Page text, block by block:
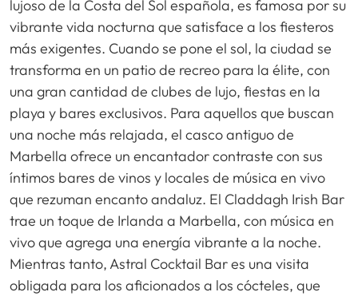
lujoso de la Costa del Sol española, es famosa por su
vibrante vida nocturna que satisface a los fiesteros
más exigentes. Cuando se pone el sol, la ciudad se
transforma en un patio de recreo para la élite, con
una gran cantidad de clubes de lujo, fiestas en la
playa y bares exclusivos. Para aquellos que buscan
una noche más relajada, el casco antiguo de
Marbella ofrece un encantador contraste con sus
íntimos bares de vinos y locales de música en vivo
que rezuman encanto andaluz. El Claddagh Irish Bar
trae un toque de Irlanda a Marbella, con música en
vivo que agrega una energía vibrante a la noche.
Mientras tanto, Astral Cocktail Bar es una visita
obligada para los aficionados a los cócteles, que